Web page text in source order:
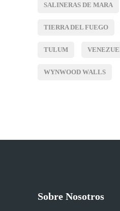
SALINERAS DE MARA
TIERRA DEL FUEGO
TULUM
WYNWOOD WALLS
Sobre Nosotros